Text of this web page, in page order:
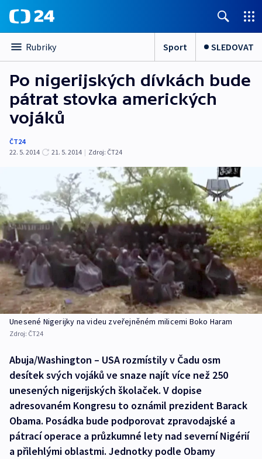
Rubriky Sport SLEDOVAT
Po nigerijských dívkách bude
pátrat stovka amerických
vojáků
ČT24
22. 5. 2014
21. 5. 2014 | Zdroj: ČT24
Unesené Nigerijky na videu zveřejněném milicemi Boko Haram
Zdroj: ČT24
Abuja/Washington – USA rozmístily v Čadu osm
desítek svých vojáků ve snaze najít více než 250
unesených nigerijských školaček. V dopise
adresovaném Kongresu to oznámil prezident Barack
Obama. Posádka bude podporovat zpravodajské a
pátrací operace a průzkumné lety nad severní Nigérií
a přilehlými oblastmi. Jednotky podle Obamy